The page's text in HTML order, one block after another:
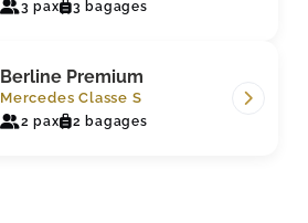
3 pax 3 bagages
Berline Premium
Mercedes Classe S
2 pax 2 bagages